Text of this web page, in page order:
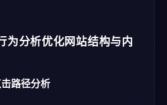
为分析优化网站结构与内
路径分析